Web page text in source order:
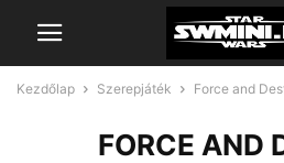
Kezdőlap Szerepjáték Force and
FORCE AND